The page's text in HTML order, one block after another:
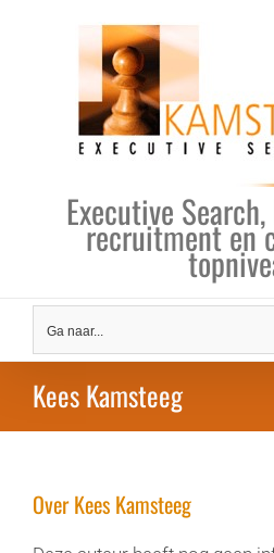
Executive
recruitment en
Ga naar...
Kees Kamsteeg
OverKees Kamsteeg